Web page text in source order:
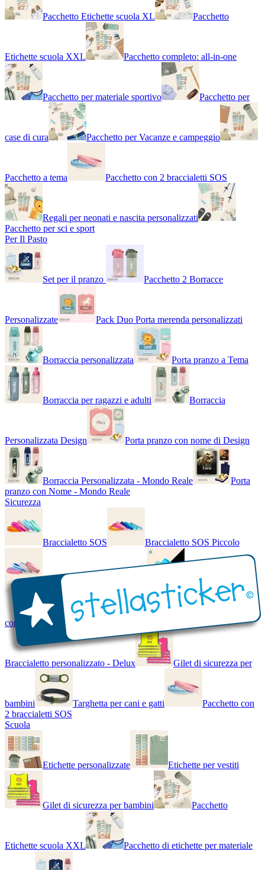
Pacchetto Etichette scuola XL Pacchetto
Etichette scuola XXL Pacchetto completo: all-in-one
Pacchetto per materiale sportivo Pacchetto per
case di cura Pacchetto per Vacanze e campeggio
Pacchetto a tema Pacchetto con 2 braccialetti SOS
Regali per neonati e nascita personalizzati
Pacchetto per sci e sport
Per Il Pasto
Set per il pranzo Pacchetto 2 Borracce
Personalizzate Pack Duo Porta merenda personalizzati
Borraccia personalizzata Porta pranzo a Tema
Borraccia per ragazzi e adulti Borraccia
Personalizzata Design Porta pranzo con nome di Design
Borraccia Personalizzata - Mondo Reale
Porta
pranzo con Nome - Mondo Reale
Sicurezza
Braccialetto SOS Braccialetto SOS Piccolo
Braccialetto SOS - Bicolore Braccialetto SOS
con Nome - Luminoso
Braccialetto personalizzato - Delux Gilet di sicurezza per
bambini Targhetta per cani e gatti
Pacchetto con
2 braccialetti SOS
Scuola
Etichette personalizzate Etichette per vestiti
Gilet di sicurezza per bambini Pacchetto
Etichette scuola XXL Pacchetto di etichette per materiale